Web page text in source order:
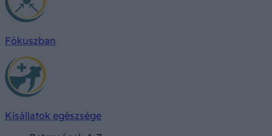
Fókuszban
Kisállatok egészsége